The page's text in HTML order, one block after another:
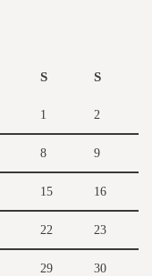
S S
1 2
8 9
15 16
22 23
29 30